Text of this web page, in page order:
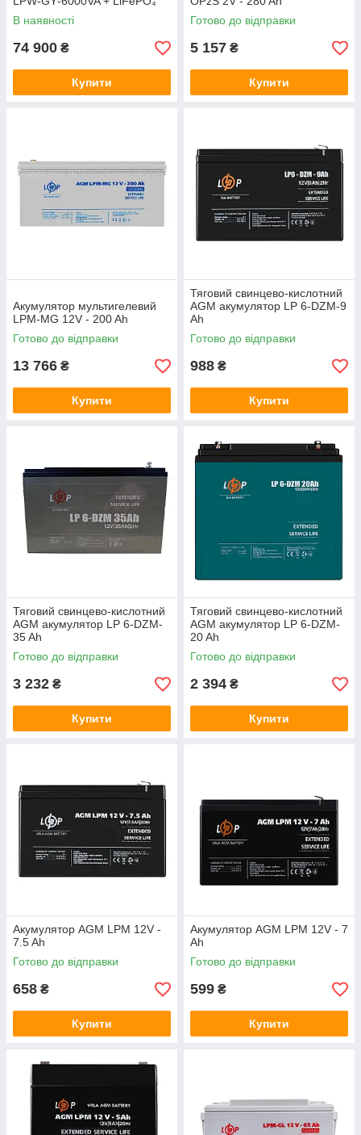
акумулятор Deye SE‑G5.1
Pro‑B
В наявності
74 900 ₴
Купити
Готово до відправки
5 157 ₴
Купити
Акумулятор мультигелевий
LPM-MG 12V - 200 Ah
Готово до відправки
13 766 ₴
Купити
Тяговий свинцево-кислотний
AGM акумулятор LP 6-DZM-9
Ah
Готово до відправки
988 ₴
Купити
Тяговий свинцево-кислотний
AGM акумулятор LP 6-DZM-
35 Ah
Готово до відправки
3 232 ₴
Купити
Тяговий свинцево-кислотний
AGM акумулятор LP 6-DZM-
20 Ah
Готово до відправки
2 394 ₴
Купити
Акумулятор AGM LPM 12V -
7.5 Ah
Готово до відправки
658 ₴
Купити
Акумулятор AGM LPM 12V - 7
Ah
Готово до відправки
599 ₴
Купити